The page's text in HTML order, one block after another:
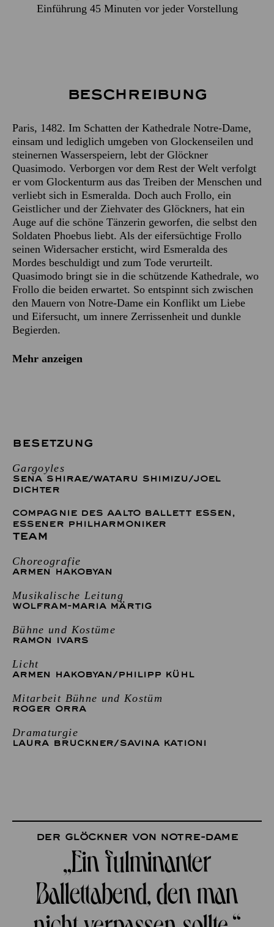
Einführung 45 Minuten vor jeder Vorstellung
Beschreibung
Paris, 1482. Im Schatten der Kathedrale Notre-Dame,
einsam und lediglich umgeben von Glockenseilen und
steinernen Wasserspeiern, lebt der Glöckner
Quasimodo. Verborgen vor dem Rest der Welt verfolgt
er vom Glockenturm aus das Treiben der Menschen und
verliebt sich in Esmeralda. Doch auch Frollo, ein
Geistlicher und der Ziehvater des Glöckners, hat ein
Auge auf die schöne Tänzerin geworfen, die selbst den
Soldaten Phoebus liebt. Als der eifersüchtige Frollo
seinen Widersacher ersticht, wird Esmeralda des
Mordes beschuldigt und zum Tode verurteilt.
Quasimodo bringt sie in die schützende Kathedrale, wo
Frollo die beiden erwartet. So entspinnt sich zwischen
den Mauern von Notre-Dame ein Konflikt um Liebe
und Eifersucht, um innere Zerrissenheit und dunkle
Begierden.
Mehr anzeigen
BESETZUNG
Gargoyles
SENA SHIRAE/WATARU SHIMIZU/JOEL
DICHTER
COMPAGNIE DES AALTO BALLETT ESSEN ,
ESSENER PHILHARMONIKER
TEAM
Choreografie
ARMEN HAKOBYAN
Musikalische Leitung
WOLFRAM-MARIA MÄRTIG
Bühne und Kostüme
RAMON IVARS
Licht
ARMEN HAKOBYAN/PHILIPP KÜHL
Mitarbeit Bühne und Kostüm
ROGER ORRA
Dramaturgie
LAURA BRUCKNER/SAVINA KATIONI
Der Glöckner von Notre-Dame
„Ein fulminanter
Ballettabend, den man